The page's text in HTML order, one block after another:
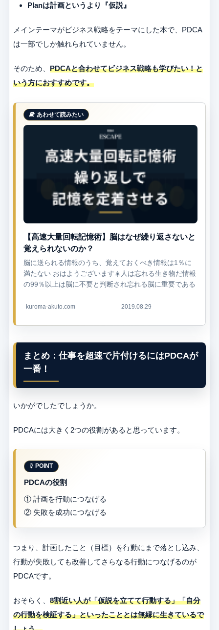
Planは計画というより『仮説』
メインテーマがビジネス戦略をテーマにした本で、PDCA
は一部でしか触れられていません。
そのため、 PDCAと合わせてビジネス戦略も学びたい！と
いう方におすすめです。
【高速大量回転記憶術】脳はなぜ繰り返さないと
覚えられないのか？
脳に送られる情報のうち、覚えておくべき情報は1％に
満たない おはようございます☀️人は忘れる生き物だ情報
の99％以上は脳に不要と判断され忘れる脳に重要である
この2つのどちらかがなけ...
kuroma-akuto.com 2019.08.29
まとめ：仕事を超速で片付けるにはPDCAが
一番！
いかがでしたでしょうか。
PDCAには大きく2つの役割があると思っています。
PDCAの役割
① 計画を行動につなげる
② 失敗を成功につなげる
つまり、計画したこと（目標）を行動にまで落とし込み、
行動が失敗しても改善してさらなる行動につなげるのが
PDCAです。
おそらく、 8割近い人が「仮説を立てて行動する」「自分
の行動を検証する」といったこととは無縁に生きているで